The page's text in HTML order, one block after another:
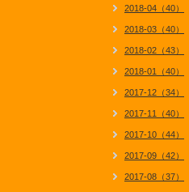
2018-04（40）
2018-03（40）
2018-02（43）
2018-01（40）
2017-12（34）
2017-11（40）
2017-10（44）
2017-09（42）
2017-08（37）